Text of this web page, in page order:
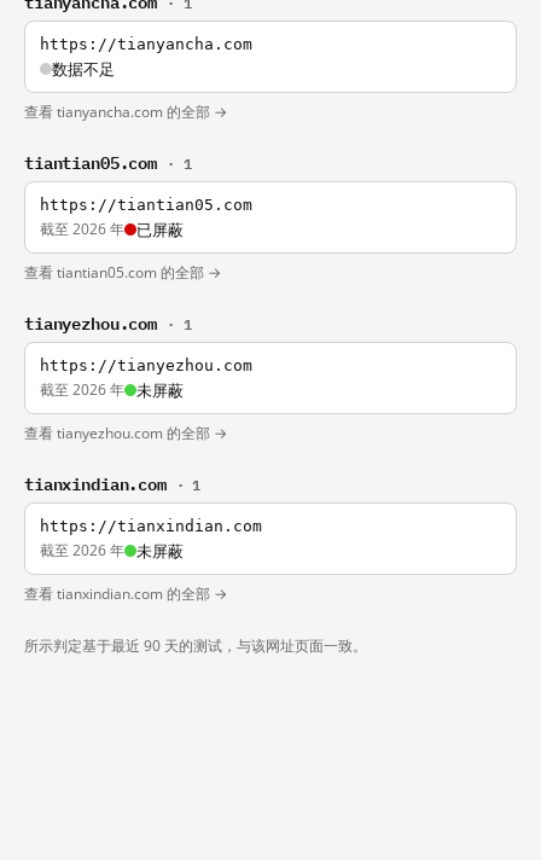
https://tianyancha.com
数据不足
查看 tianyancha.com 的全部 →
tiantian05.com · 1
https://tiantian05.com
截至 2026 年 已屏蔽
查看 tiantian05.com 的全部 →
tianyezhou.com · 1
https://tianyezhou.com
截至 2026 年 未屏蔽
查看 tianyezhou.com 的全部 →
tianxindian.com · 1
https://tianxindian.com
截至 2026 年 未屏蔽
查看 tianxindian.com 的全部 →
所示判定基于最近 90 天的测试，与该网址页面一致。